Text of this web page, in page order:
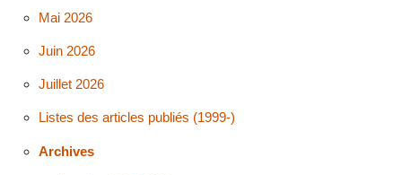
Mai 2026
Juin 2026
Juillet 2026
Listes des articles publiés (1999-)
Archives